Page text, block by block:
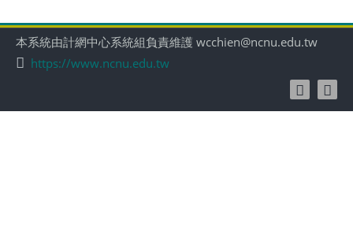
本系統由計網中心系統組負責維護 wcchien@ncnu.edu.tw
https://www.ncnu.edu.tw